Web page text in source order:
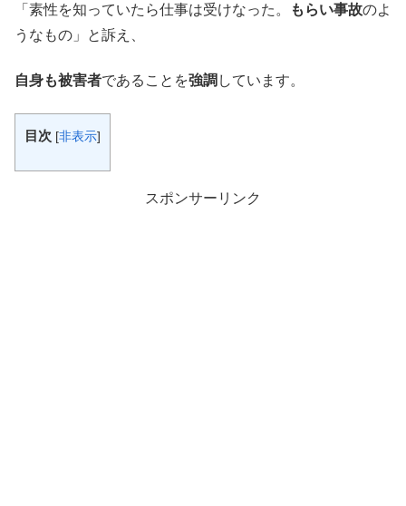
「素性を知っていたら仕事は受けなった。 もらい事故のよ
うなもの」と訴え、
自身も被害者であることを強調 しています。
目次 [非表示]
スポンサーリンク